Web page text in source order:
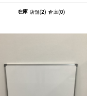
在庫 店舗(2) 倉庫(0)